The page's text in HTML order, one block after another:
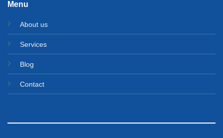
Menu
About us
Services
Blog
Contact